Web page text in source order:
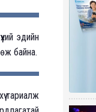
эдийн
байна.
тариалж